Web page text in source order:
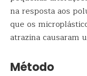
na resposta aos
que os
atrazina causaram
Método